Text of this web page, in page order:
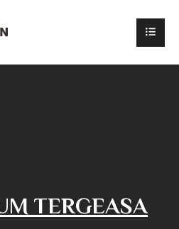
TERGEASA